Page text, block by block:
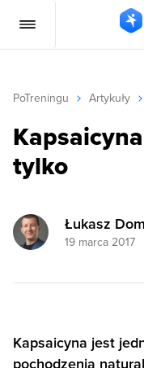
PoTreningu Artykuły
tylko
Łukasz
19 marca 2017
Kapsaicyna jest
pochodzenia